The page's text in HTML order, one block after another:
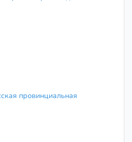
провинциальная